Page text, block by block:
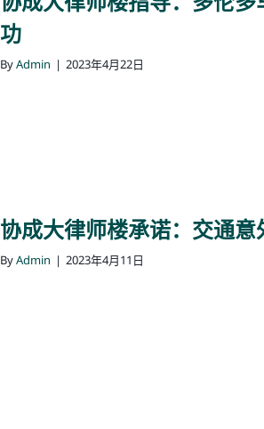
功
ByAdmin | 2023年4月22日
协成大律师楼承诺：交通
ByAdmin | 2023年4月11日